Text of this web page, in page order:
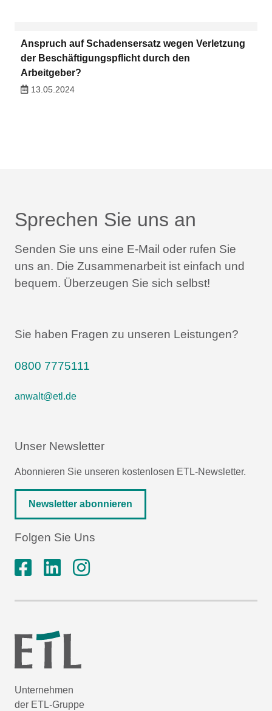
Anspruch auf Schadensersatz wegen Verletzung
der Beschäftigungspflicht durch den
Arbeitgeber?
13.05.2024
Sprechen Sie uns an
Senden Sie uns eine E-Mail oder rufen Sie
uns an. Die Zusammenarbeit ist einfach und
bequem. Überzeugen Sie sich selbst!
Sie haben Fragen zu unseren Leistungen?
0800 7775111
anwalt@etl.de
Unser Newsletter
Abonnieren Sie unseren kostenlosen ETL-Newsletter.
Newsletter abonnieren
Folgen Sie Uns
Unternehmen
der ETL-Gruppe